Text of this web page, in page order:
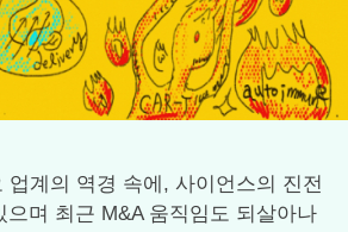
업계의 역경 속에, 사이언스의 진전
으며 최근 M&A 움직임도 되살아나